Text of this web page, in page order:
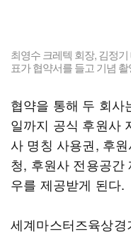
최영수 크레텍 회장, 김정
표가 협약서를 들고 기념
협약을 통해 두 회사
일까지 공식 후원사
사 명칭 사용권, 후
청, 후원사 전용공간
우를 제공받게 된다.
세계마스터즈육상